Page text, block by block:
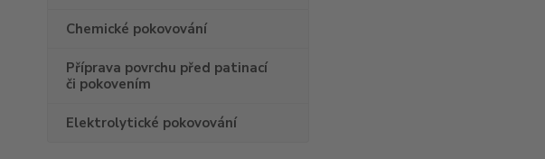
Chemické pokovování
Příprava povrchu před patinací
či pokovením
Elektrolytické pokovování